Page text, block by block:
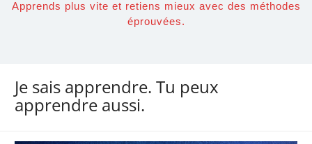
Apprends plus vite et retiens mieux avec des méthodes
éprouvées.
Je sais apprendre. Tu peux
apprendre aussi.